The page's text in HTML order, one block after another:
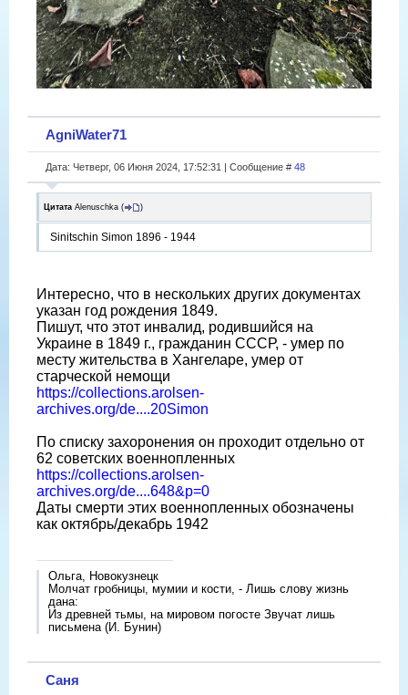
AgniWater71
Дата: Четверг, 06 Июня 2024, 17:52:31 | Сообщение # 48
Цитата Alenuschka ( )
Sinitschin Simon 1896 - 1944
Интересно, что в нескольких других документах
указан год рождения 1849.
Пишут, что этот инвалид, родившийся на
Украине в 1849 г., гражданин СССР, - умер по
месту жительства в Хангеларе, умер от
старческой немощи
https://collections.arolsen-
archives.org/de....20Simon
По списку захоронения он проходит отдельно от
62 советских военнопленных
https://collections.arolsen-
archives.org/de....648&p=0
Даты смерти этих военнопленных обозначены
как октябрь/декабрь 1942
Ольга, Новокузнецк
Молчат гробницы, мумии и кости, - Лишь слову жизнь
дана:
Из древней тьмы, на мировом погосте Звучат лишь
письмена (И. Бунин)
Саня